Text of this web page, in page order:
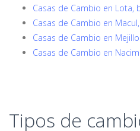
Casas de Cambio en Lota,
Casas de Cambio en
Casas de Cambio en
Casas de Cambio en
Tipos de